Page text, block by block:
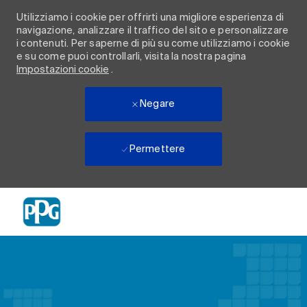
Utilizziamo i cookie per offrirti una migliore esperienza di
navigazione, analizzare il traffico del sito e personalizzare
i contenuti. Per saperne di più su come utilizziamo i cookie
e su come puoi controllarli, visita la nostra pagina
Impostazioni cookie .
Negare
Permettere